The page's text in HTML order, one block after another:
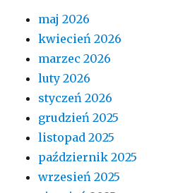
maj 2026
kwiecień 2026
marzec 2026
luty 2026
styczeń 2026
grudzień 2025
listopad 2025
październik 2025
wrzesień 2025